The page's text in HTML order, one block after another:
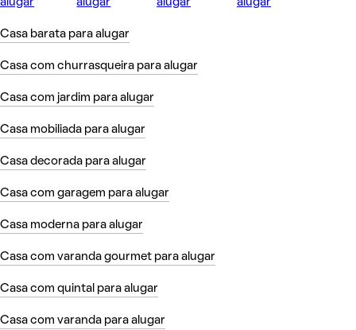
alugar
alugar
alugar
alugar
Casa barata para alugar
Casa com churrasqueira para alugar
Casa com jardim para alugar
Casa mobiliada para alugar
Casa decorada para alugar
Casa com garagem para alugar
Casa moderna para alugar
Casa com varanda gourmet para alugar
Casa com quintal para alugar
Casa com varanda para alugar